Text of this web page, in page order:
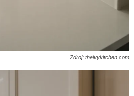
Zdroj: theivykitchen.com